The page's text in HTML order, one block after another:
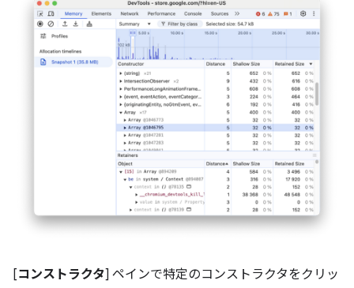
[コンストラクタ] ペインで特定のコンストラクタをクリッ